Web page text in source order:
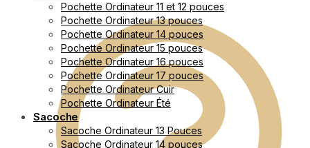
Pochette Ordinateur 11 et 12 pouces
Pochette Ordinateur 13 pouces
Pochette Ordinateur 14 pouces
Pochette Ordinateur 15 pouces
Pochette Ordinateur 16 pouces
Pochette Ordinateur 17 pouces
Pochette Ordinateur Cuir
Pochette Ordinateur Été
Sacoche
Sacoche Ordinateur 13 Pouces
Sacoche Ordinateur 14 pouces